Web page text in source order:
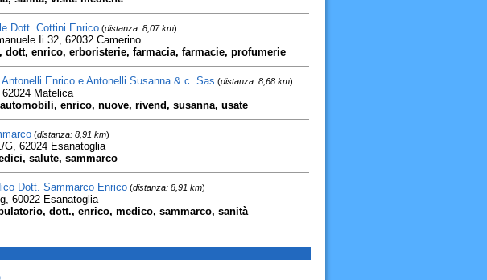
Dott. Cottini Enrico(distanza: 8,07 km)
Ii 32, 62032 Camerino
dott, enrico, erboristerie, farmacia, farmacie, profumerie
Enrico e Antonelli Susanna & c. Sas (distanza: 8,68 km)
Matelica
enrico, nuove, rivend, susanna, usate
(distanza: 8,91 km)
G, 62024 Esanatoglia
salute, sammarco
Dott. Sammarco Enrico(distanza: 8,91 km)
60022 Esanatoglia
dott., enrico, medico, sammarco, sanità